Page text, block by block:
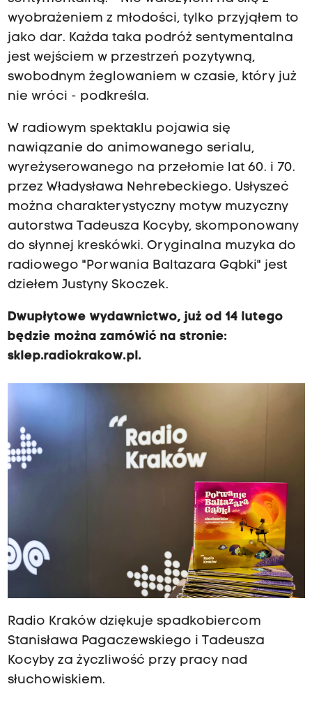
wyobrażeniem z młodości, tylko przyjąłem to
jako dar. Każda taka podróż sentymentalna
jest wejściem w przestrzeń pozytywną,
swobodnym żeglowaniem w czasie, który już
nie wróci - podkreśla.
W radiowym spektaklu pojawia się
nawiązanie do animowanego serialu,
wyreżyserowanego na przełomie lat 60. i 70.
przez Władysława Nehrebeckiego. Usłyszeć
można charakterystyczny motyw muzyczny
autorstwa Tadeusza Kocyby, skomponowany
do słynnej kreskówki. Oryginalna muzyka do
radiowego "Porwania Baltazara Gąbki" jest
dziełem Justyny Skoczek.
Dwupłytowe wydawnictwo, już od 14 lutego
będzie można zamówić na stronie:
sklep.radiokrakow.pl.
Radio Kraków dziękuje spadkobiercom
Stanisława Pagaczewskiego i Tadeusza
Kocyby za życzliwość przy pracy nad
słuchowiskiem.